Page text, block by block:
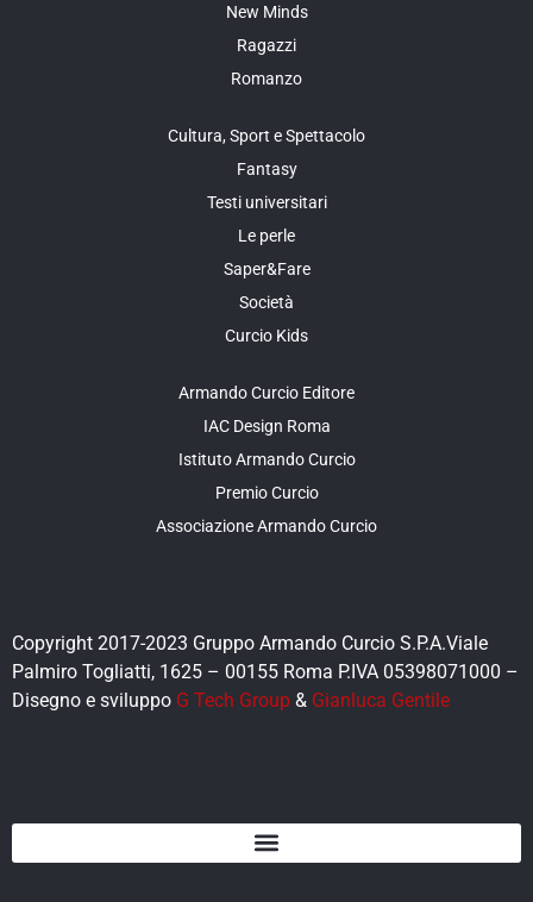
New Minds
Ragazzi
Romanzo
Cultura, Sport e Spettacolo
Fantasy
Testi universitari
Le perle
Saper&Fare
Società
Curcio Kids
Armando Curcio Editore
IAC Design Roma
Istituto Armando Curcio
Premio Curcio
Associazione Armando Curcio
Copyright 2017-2023 Gruppo Armando Curcio S.P.A.Viale
Palmiro Togliatti, 1625 – 00155 Roma P.IVA 05398071000 –
Disegno e sviluppo G Tech Group & Gianluca Gentile